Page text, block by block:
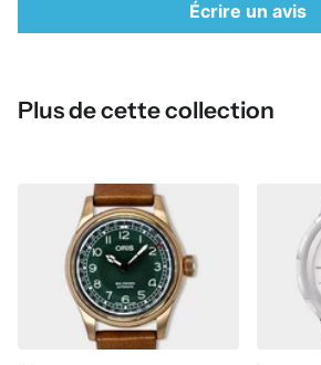
Écrire un avis
Plus de cette collection